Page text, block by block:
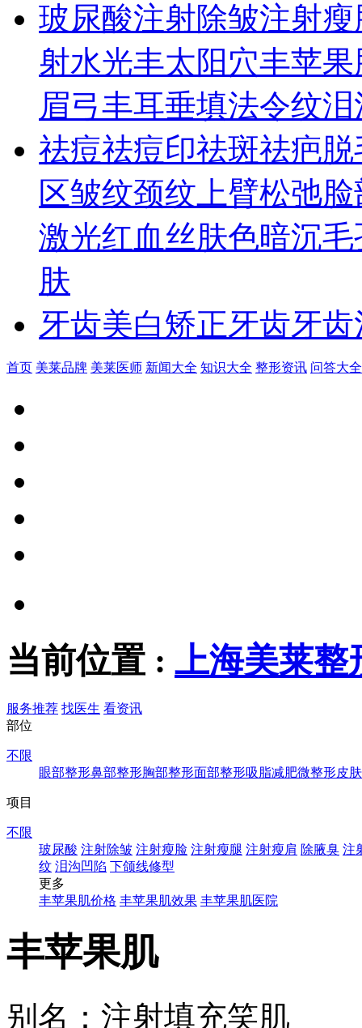
玻尿酸注射除皱注射瘦
射水光丰太阳穴丰苹果
眉弓丰耳垂填法令纹泪
祛痘祛痘印祛斑祛疤
区皱纹颈纹 上臂松弛
激光红血丝肤色暗沉毛
肤
牙齿美白矫正牙齿牙
首页 美莱品牌 美莱医师 新闻大全 知识大全 整形资讯 问答大全
当前位置 : 上海美莱整
服务推荐 找医生 看资讯
部位
不限
眼部整形鼻部整形胸部整形面部整形吸脂减肥微整形皮
项目
不限
玻尿酸 注射除皱 注射瘦脸 注射瘦腿 注射瘦肩 除腋臭 注
纹 泪沟凹陷 下颌线修型
更多
丰苹果肌价格 丰苹果肌效果 丰苹果肌医院
丰苹果肌
别名：注射填充笑肌